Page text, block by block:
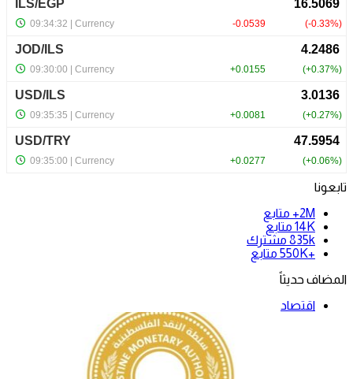
تابعونا
2M+
متابع
14K متابع
835k مشترك
+550K
متابع
المضاف حديثاً
اقتصاد